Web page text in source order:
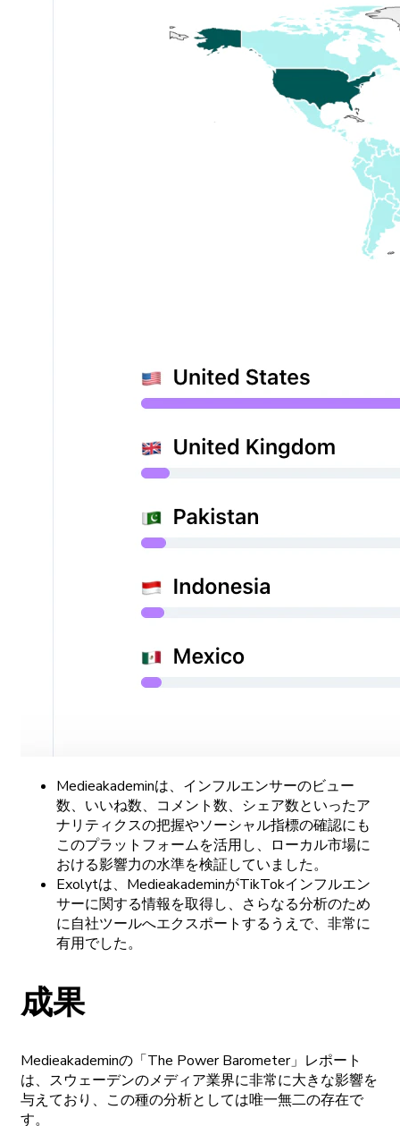
Medieakademinは、 インフルエンサーのビュー
数、 いいね数、 コメント数、 シェア数といったア
ナリティクスの把握やソーシャル指標の確認にも
このプラットフォームを活用し、 ローカル市場に
おける影響力の水準を検証していました。
Exolytは、 MedieakademinがTikTokインフルエン
サーに関する情報を取得し、さらなる分析のため
に自社ツールへエクスポートするうえで、 非常に
有用でした。
成果
Medieakademinの 「The Power Barometer」 レポート
は、 スウェーデンのメディア業界に非常に大きな影響を
与えており、 この種の分析としては唯一無二の存在で
す。